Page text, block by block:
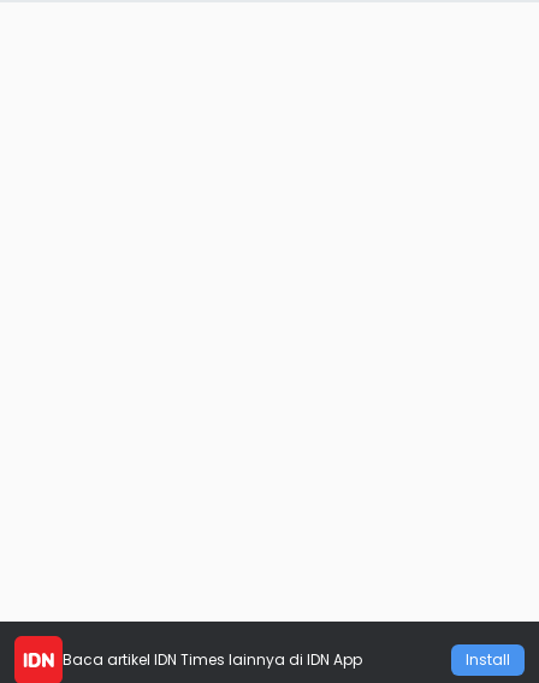
Baca artikel IDN Times lainnya di IDN App Install